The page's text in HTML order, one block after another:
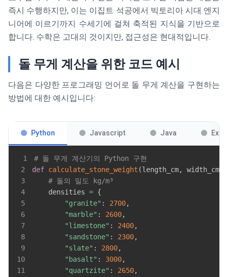
즉시 수행하지만, 이는 이집트 석공에서 빅토리아 시대 엔지
니어에 이르기까지 수세기에 걸쳐 축적된 지식을 기반으로
합니다. 수학은 고대의 것이지만, 접근성은 현대적입니다.
돌 무게 계산을 위한 코드 예시
다음은 다양한 프로그래밍 언어로 돌 무게 계산을 구현하는
방법에 대한 예시입니다:
Python Javascript Java
1
# 돌 무게 계산기의 Python 구현
2
def calculate_stone_weight (length_cm, width_cm,
3
# 돌의 밀도 kg/m³
4
    densities
= {
5
"granite" : 2700,
6
"marble" : 2600,
7
"limestone" : 2400,
8
"sandstone" : 2300,
9
"slate" : 2800,
10
"basalt" : 3000,
11
"quartzite" : 2650,